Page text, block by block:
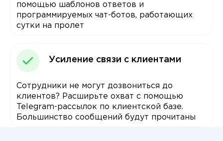
помощью шаблонов ответов и
программируемых чат-ботов, работающих
сутки на пролет
Усиление связи с клиентами
Сотрудники не могут дозвониться до
клиентов? Расширьте охват с помощью
Telegram-рассылок по клиентской базе.
Большинство сообщений будут прочитаны